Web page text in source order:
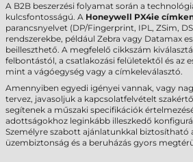
A B2B beszerzési folyamat során a
kulcsfontosságú. A Honeywell PX4ie
parancsnyelvet (DP/Fingerprint, IPL, ZSim,
rendszerekbe, például Zebra vagy Datamax
beilleszthető. A megfelelő cikkszám
felbontástól, a csatlakozási felületektől és az
mint a vágóegység vagy a címkeleválasztó.
Amennyiben egyedi igényei vannak, vagy
tervez, javasoljuk a kapcsolatfelvételt
segítenek a műszaki specifikációk
adottságokhoz leginkább illeszkedő
Személyre szabott ajánlatunkkal biztosítható
üzembiztonság és a beruházás gyors